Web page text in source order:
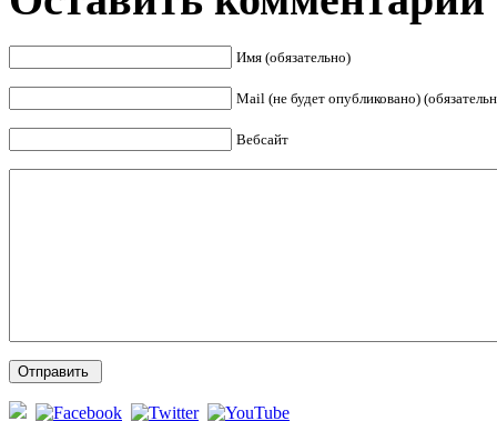
Имя (обязательно)
Mail (не будет опубликовано)
Вебсайт